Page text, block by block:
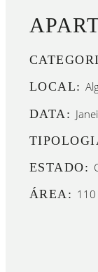
LOCAL:
DATA:
ESTADO:
ÁREA: